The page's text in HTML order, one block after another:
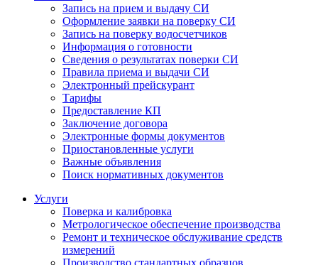
Запись на прием и выдачу СИ
Оформление заявки на поверку СИ
Запись на поверку водосчетчиков
Информация о готовности
Сведения о результатах поверки СИ
Правила приема и выдачи СИ
Электронный прейскурант
Тарифы
Предоставление КП
Заключение договора
Электронные формы документов
Приостановленные услуги
Важные объявления
Поиск нормативных документов
Услуги
Поверка и калибровка
Метрологическое обеспечение производства
Ремонт и техническое обслуживание средств
измерений
Производство стандартных образцов